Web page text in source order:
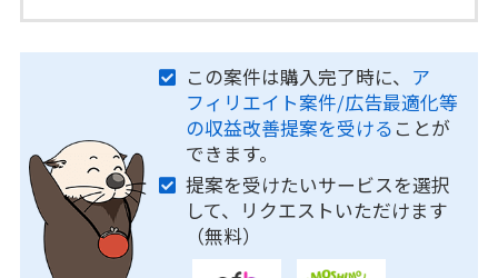
この案件は購入完了時に、 ア
フィリエイト案件/広告最適化等
の収益改善提案を受ける ことが
できます。
提案を受けたいサービスを選択
して、リクエストいただけます
（無料）